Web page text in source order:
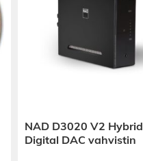
NAD D3020 V2 Hybrid
Digital DAC vahvistin